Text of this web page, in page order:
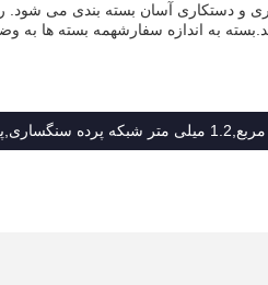
و دستکاری آسان بسته بندی می شود.
به اندازه سفارشهمه بسته ها به
پرده سنگ